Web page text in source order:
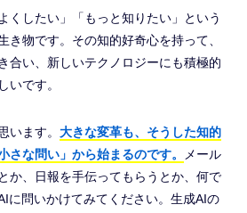
くしたい」「もっと知りたい」という
き物です。その知的好奇心を持って、
合い、新しいテクノロジーにも積極的
いです。
ます。 大きな変革も、そうした知的
さな問い」から始まるのです。
メール
か、日報を手伝ってもらうとか、何で
に問いかけてみてください。生成AIの